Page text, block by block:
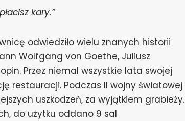
kary.”
odwiedziło wielu znanych historii
Wolfgang von Goethe, Juliusz
Przez niemal wszystkie lata swojej
restauracji. Podczas II wojny światowej
uszkodzeń, za wyjątkiem grabieży.
do użytku oddano 9 sal